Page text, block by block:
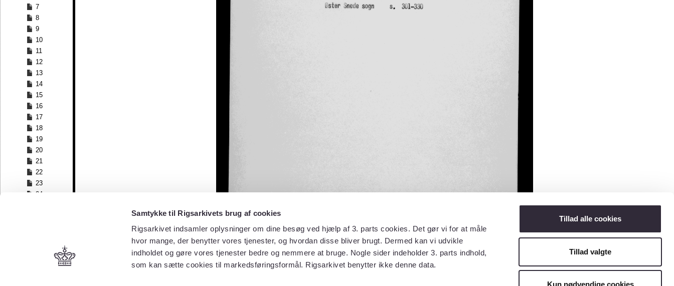
Samtykke til Rigsarkivets brug af cookies
Rigsarkivet indsamler oplysninger om dine besøg ved hjælp af 3. parts cookies. Det gør vi for at måle
hvor mange, der benytter vores tjenester, og hvordan disse bliver brugt. Dermed kan vi udvikle
indholdet og gøre vores tjenester bedre og nemmere at bruge. Nogle sider indeholder 3. parts indhold,
som kan sætte cookies til markedsføringsformål. Rigsarkivet benytter ikke denne data.
Tillad alle cookies
Tillad valgte
Kun nødvendige cookies
7
8
9
10
11
12
13
14
15
16
17
18
19
20
21
22
23
24